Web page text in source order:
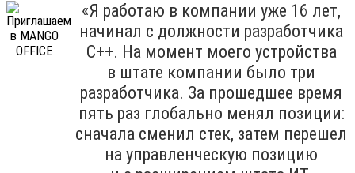
«Я работаю в компании уже 16 лет,
начинал с должности разработчика
С++. На момент моего устройства
в штате компании было три
разработчика. За прошедшее время
пять раз глобально менял позиции:
сначала сменил стек, затем перешел
на управленческую позицию